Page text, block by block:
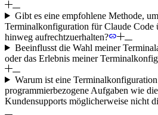
Gibt es eine empfohlene Methode,
Terminalkonfiguration für Claude Code
hinweg aufrechtzuerhalten?
Beeinflusst die Wahl meiner
oder das Erlebnis meiner
Warum ist eine
programmierbezogene Aufgaben wie
Kundensupports möglicherweise nicht